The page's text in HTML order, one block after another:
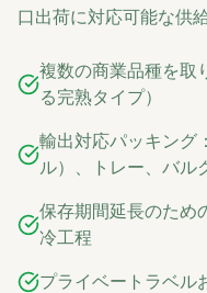
口出荷に対応可能な供
複数の商業品種を取
る完熟タイプ）
輸出対応パッキング
ル）、トレー、バル
保存期間延長のため
冷工程
プライベートラベル